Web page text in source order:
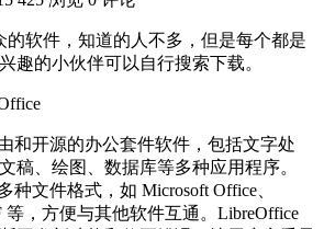
的软件，知道的人不多，但是每个都是
趣的小伙伴可以自行搜索下载。
和开源的办公套件软件，包括文字处
稿、绘图、数据库等多种应用程序。
种文件格式，如 Microsoft Office、
等，方便与其他软件互通。LibreOffice